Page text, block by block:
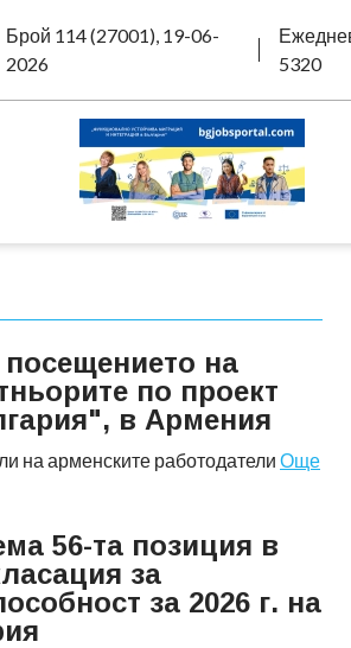
Брой 114 (27001), 19-06-
2026
5320
на
по проект
в Армения
на арменските работодатели Още
56-та позиция в
за
за 2026 г. на